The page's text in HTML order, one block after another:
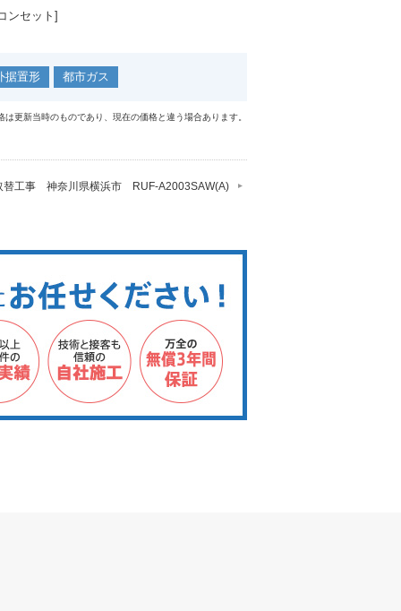
ンセット]
据置形 都市ガス
更新当時のものであり、現在の価格と違う場合あります。
替工事 神奈川県横浜市 RUF-A2003SAW(A)